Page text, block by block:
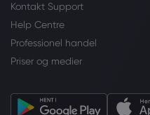
Kontakt Support
Help Centre
Professionel handel
Priser og medier